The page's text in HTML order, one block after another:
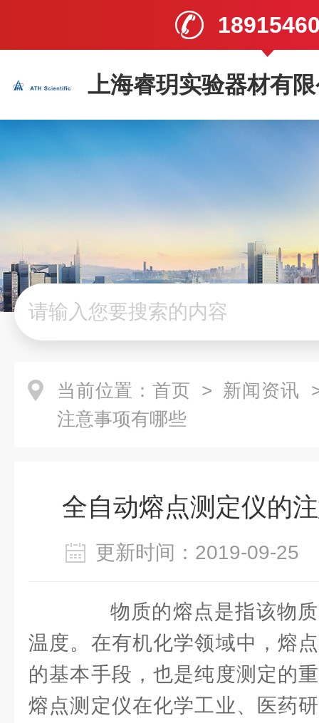
上海睿玥实验器材有
当前位置： 首页 > 新闻资讯
注意事项有哪些
全自动熔点测定仪的
更新时间：2019-09-
物质的熔点是指该物质
温度。在有机化学领域中，熔
的基本手段，也是纯度测定的
熔点测定仪在化学工业、医药